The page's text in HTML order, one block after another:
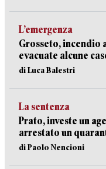
L’emergenza
Grosseto, incendio
evacuate alcune
di Luca Balestri
La sentenza
Prato, investe un
arrestato un
di Paolo Nencioni